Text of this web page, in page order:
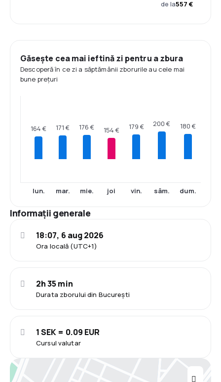
de la557 €
Găsește cea mai ieftină zi pentru a zbura
Descoperă în ce zi a săptămânii zborurile au cele mai
bune prețuri
164 €
lun.
171 €
mar.
176 €
mie.
154 €
joi
179 €
vin.
200 €
sâm.
180 €
dum.
Informații generale
Ora locală (UTC+1)
18:07, 6 aug 2026
Durata zborului din București
2h 35 min
Cursul valutar
1 SEK = 0.09 EUR